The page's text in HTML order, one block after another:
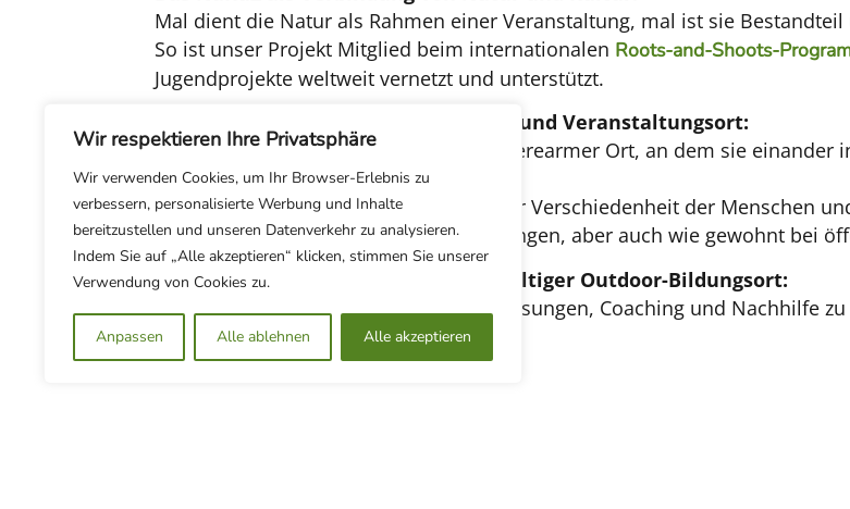
Wir respektieren Ihre Privatsphäre
Wir verwenden Cookies, um Ihr Browser-Erlebnis zu
verbessern, personalisierte Werbung und Inhalte
bereitzustellen und unseren Datenverkehr zu analysieren.
Indem Sie auf „Alle akzeptieren“ klicken, stimmen Sie unserer
Verwendung von Cookies zu.
Anpassen Alle ablehnen Alle akzeptieren
Mal dient die Natur als Rahmen einer Veranstaltung, mal ist sie
So ist unser Projekt Mitglied beim internationalen Roots-and-Shoots-
Jugendprojekte weltweit vernetzt und unterstützt.
Das NaKuZ als Outdoor-Begegnungs- und Veranstaltungsort:
Es öffnet sich für die Besucher als barrierearmer Ort, an dem sie einander
begegnen können.
So werden Brücken gebaut zwischen der Verschiedenheit der Menschen
bei regelmäßigen kleineren Veranstaltungen, aber auch wie gewohnt bei
Das NaKuZ als inklusiver und nachhaltiger Outdoor-Bildungsort:
Hier werden zukünftig Fortbildungen, Lesungen, Coaching und Nachhilfe